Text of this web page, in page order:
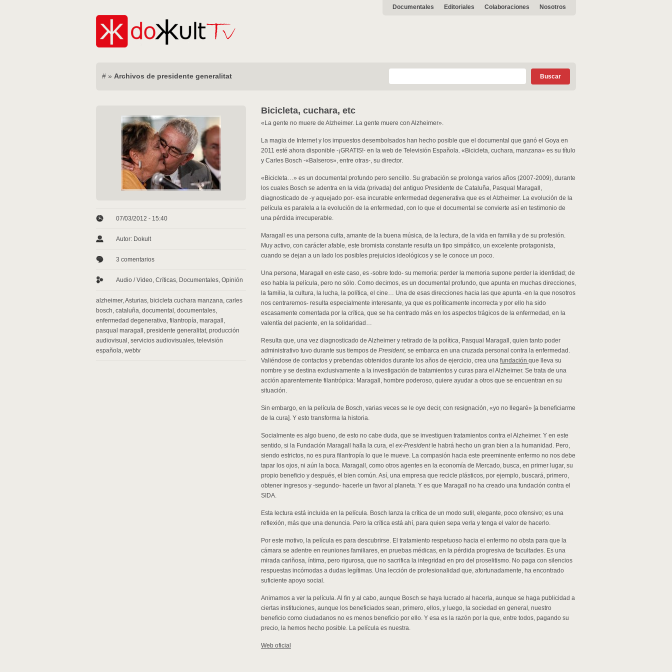
Documentales Editoriales Colaboraciones Nosotros
# » Archivos de presidente generalitat
07/03/2012 - 15:40
Autor: Dokult
3 comentarios
Audio / Video, Críticas, Documentales, Opinión
alzheimer,Asturias, bicicleta cuchara manzana, carles
bosch, cataluña, documental , documentales,
enfermedad degenerativa, filantropía, maragall ,
pasqual maragall , presidente generalitat, producción
audiovisual , servicios audiovisuales, televisión
española, webtv
Bicicleta, cuchara, etc
«La gente no muere de Alzheimer. La gente muere con Alzheimer».
La magia de Internet y los impuestos desembolsados han hecho posible que el documental que ganó el Goya en
2011 esté ahora disponible -¡GRATIS!- en la web de Televisión Española. «Bicicleta, cuchara, manzana» es su título
y Carles Bosch -«Balseros», entre otras-, su director.
«Bicicleta…» es un documental profundo pero sencillo. Su grabación se prolonga varios años (2007-2009), durante
los cuales Bosch se adentra en la vida (privada) del antiguo Presidente de Cataluña, Pasqual Maragall,
diagnosticado de -y aquejado por- esa incurable enfermedad degenerativa que es el Alzheimer. La evolución de la
película es paralela a la evolución de la enfermedad, con lo que el documental se convierte así en testimonio de
una pérdida irrecuperable.
Maragall es una persona culta, amante de la buena música, de la lectura, de la vida en familia y de su profesión.
Muy activo, con carácter afable, este bromista constante resulta un tipo simpático, un excelente protagonista,
cuando se dejan a un lado los posibles prejuicios ideológicos y se le conoce un poco.
Una persona, Maragall en este caso, es -sobre todo- su memoria: perder la memoria supone perder la identidad; de
eso habla la película, pero no sólo. Como decimos, es un documental profundo, que apunta en muchas direcciones,
la familia, la cultura, la lucha, la política, el cine… Una de esas direcciones hacia las que apunta -en la que nosotros
nos centraremos- resulta especialmente interesante, ya que es políticamente incorrecta y por ello ha sido
escasamente comentada por la crítica, que se ha centrado más en los aspectos trágicos de la enfermedad, en la
valentía del paciente, en la solidaridad…
Resulta que, una vez diagnosticado de Alzheimer y retirado de la política, Pasqual Maragall, quien tanto poder
administrativo tuvo durante sus tiempos de President, se embarca en una cruzada personal contra la enfermedad.
Valiéndose de contactos y prebendas obtenidos durante los años de ejercicio, crea una fundación que lleva su
nombre y se destina exclusivamente a la investigación de tratamientos y curas para el Alzheimer. Se trata de una
acción aparentemente filantrópica: Maragall, hombre poderoso, quiere ayudar a otros que se encuentran en su
situación.
Sin embargo, en la película de Bosch, varias veces se le oye decir, con resignación, «yo no llegaré» [a beneficiarme
de la cura]. Y esto transforma la historia.
Socialmente es algo bueno, de esto no cabe duda, que se investiguen tratamientos contra el Alzheimer. Y en este
sentido, si la Fundación Maragall halla la cura, el ex-Presidentle habrá hecho un gran bien a la humanidad. Pero,
siendo estrictos, no es pura filantropía lo que le mueve. La compasión hacia este preeminente enfermo no nos debe
tapar los ojos, ni aún la boca. Maragall, como otros agentes en la economía de Mercado, busca, en primer lugar, su
propio beneficio y después, el bien común. Así, una empresa que recicle plásticos, por ejemplo, buscará, primero,
obtener ingresos y -segundo- hacerle un favor al planeta. Y es que Maragall no ha creado una fundación contra el
SIDA.
Esta lectura está incluida en la película. Bosch lanza la crítica de un modo sutil, elegante, poco ofensivo; es una
reflexión, más que una denuncia. Pero la crítica está ahí, para quien sepa verla y tenga el valor de hacerlo.
Por este motivo, la película es para descubrirse. El tratamiento respetuoso hacia el enfermo no obsta para que la
cámara se adentre en reuniones familiares, en pruebas médicas, en la pérdida progresiva de facultades. Es una
mirada cariñosa, íntima, pero rigurosa, que no sacrifica la integridad en pro del proselitismo. No paga con silencios
respuestas incómodas a dudas legítimas. Una lección de profesionalidad que, afortunadamente, ha encontrado
suficiente apoyo social.
Animamos a ver la película. Al fin y al cabo, aunque Bosch se haya lucrado al hacerla, aunque se haga publicidad a
ciertas instituciones, aunque los beneficiados sean, primero, ellos, y luego, la sociedad en general, nuestro
beneficio como ciudadanos no es menos beneficio por ello. Y esa es la razón por la que, entre todos, pagando su
precio, la hemos hecho posible. La película es nuestra.
Web oficial